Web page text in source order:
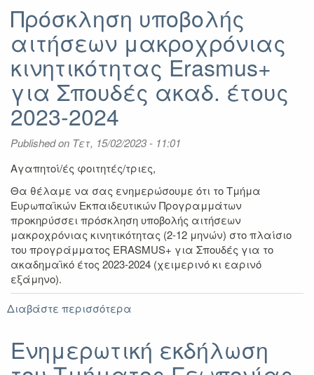
ΜΕ
ΕΞΥΠΗΡΕΤΗΣΗ
ΚΟΙΝΟΥ
21/02/2023
Πρόσκληση υποβολής
αιτήσεων μακροχρόνιας
κινητικότητας Erasmus+
για Σπουδές ακαδ. έτους
2023-2024
Published on Τετ, 15/02/2023 - 11:01
Αγαπητοί/ές φοιτητές/τριες,
Θα θέλαμε να σας ενημερώσουμε ότι το Τμήμα
Ευρωπαϊκών Εκπαιδευτικών Προγραμμάτων
προκηρύσσει πρόσκληση υποβολής αιτήσεων
μακροχρόνιας κινητικότητας (2-12 μηνών) στο πλαίσιο
του προγράμματος ERASMUS+ για Σπουδές για το
ακαδημαϊκό έτος 2023-2024 (χειμερινό κι εαρινό
εξάμηνο).
Διαβάστε περισσότερα
αιτήσεων
μακροχρόνιας
Ενημερωτική εκδήλωση